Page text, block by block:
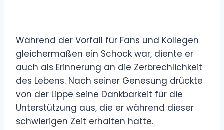
Während der Vorfall für Fans und Kollegen
gleichermaßen ein Schock war, diente er
auch als Erinnerung an die Zerbrechlichkeit
des Lebens. Nach seiner Genesung drückte
von der Lippe seine Dankbarkeit für die
Unterstützung aus, die er während dieser
schwierigen Zeit erhalten hatte.